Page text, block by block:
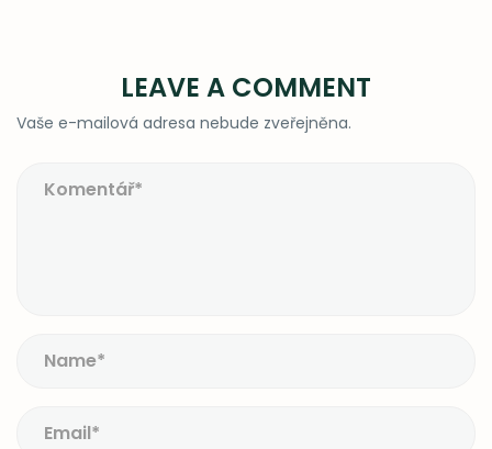
LEAVE A COMMENT
Vaše e-mailová adresa nebude zveřejněna.